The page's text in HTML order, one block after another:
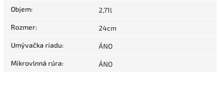
Objem: 2,71l
Rozmer: 24cm
Umývačka riadu: ÁNO
Mikrovlnná rúra: ÁNO